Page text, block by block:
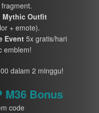
Mythic Outfit
+ emote).
Event 5x gratis/hari
emblem!
dalam 2 minggu!
M36 Bonus
code